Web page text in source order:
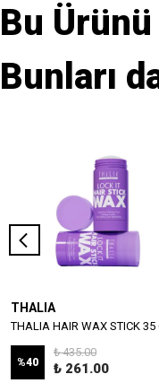
Bu
Bunları
THALIA
THALIA HAIR WAX STICK 35
%40
₺ 435.00
₺ 261.00